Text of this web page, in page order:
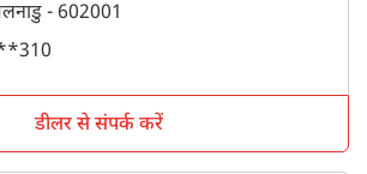
- 602001
डीलर से संपर्क करें